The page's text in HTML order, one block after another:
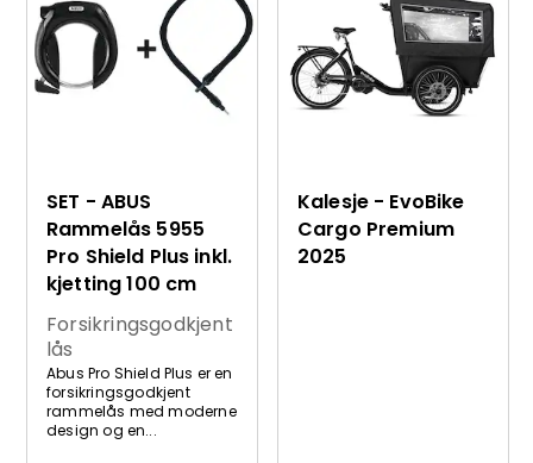
SET - ABUS
Rammelås 5955
Pro Shield Plus inkl.
kjetting 100 cm
Forsikringsgodkjent
lås
Abus Pro Shield Plus er en
forsikringsgodkjent
rammelås med moderne
design og en...
Kalesje - EvoBike
Cargo Premium
2025